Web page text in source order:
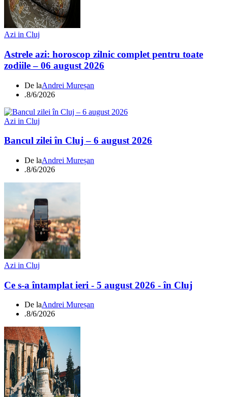
Azi in Cluj
Astrele azi: horoscop zilnic complet pentru toate
zodiile – 06 august 2026
De laAndrei Mureșan
.8/6/2026
Azi in Cluj
Bancul zilei în Cluj – 6 august 2026
De laAndrei Mureșan
.8/6/2026
Azi in Cluj
Ce s-a întamplat ieri - 5 august 2026 - în Cluj
De laAndrei Mureșan
.8/6/2026